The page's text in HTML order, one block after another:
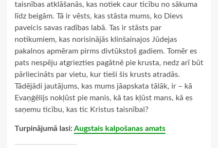
taisnības atklāšanās, kas notiek caur ticību no sākuma
līdz beigām. Tā ir vēsts, kas stāsta mums, ko Dievs
paveicis savas radības labā. Tas ir stāsts par
notikumiem, kas norisinājās klinšainajos Jūdejas
pakalnos apmēram pirms divtūkstoš gadiem. Tomēr es
pats nespēju atgriezties pagātnē pie krusta, nedz arī būt
pārliecināts par vietu, kur tieši šis krusts atradās.
Tādējādi jautājums, kas mums jāapskata tālāk, ir – kā
Evaņģēlijs nokļūst pie manis, kā tas kļūst mans, kā es
saņemu ticību, kas tic Kristus taisnībai?
Turpinājumā lasi:Augstais kalpošanas amats